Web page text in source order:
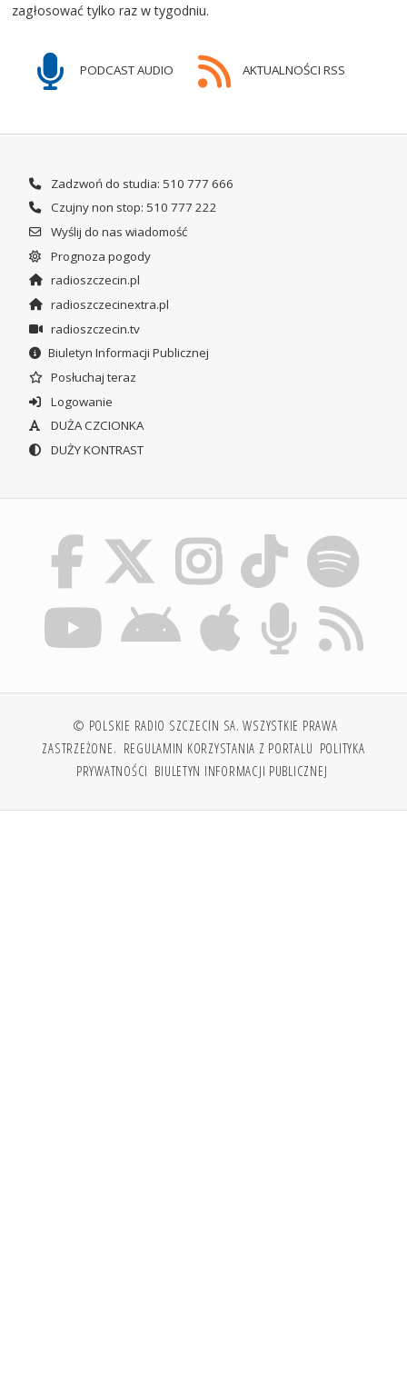
zagłosować tylko raz w tygodniu.
PODCAST AUDIO AKTUALNOŚCI RSS
Zadzwoń do studia: 510 777 666
Czujny non stop: 510 777 222
Wyślij do nas wiadomość
Prognoza pogody
radioszczecin.pl
radioszczecinextra.pl
radioszczecin.tv
Biuletyn Informacji Publicznej
Posłuchaj teraz
Logowanie
DUŻA CZCIONKA
DUŻY KONTRAST
© POLSKIE RADIO SZCZECIN SA. WSZYSTKIE PRAWA
ZASTRZEŻONE. REGULAMIN KORZYSTANIA Z PORTALU POLITYKA
PRYWATNOŚCI BIULETYN INFORMACJI PUBLICZNEJ